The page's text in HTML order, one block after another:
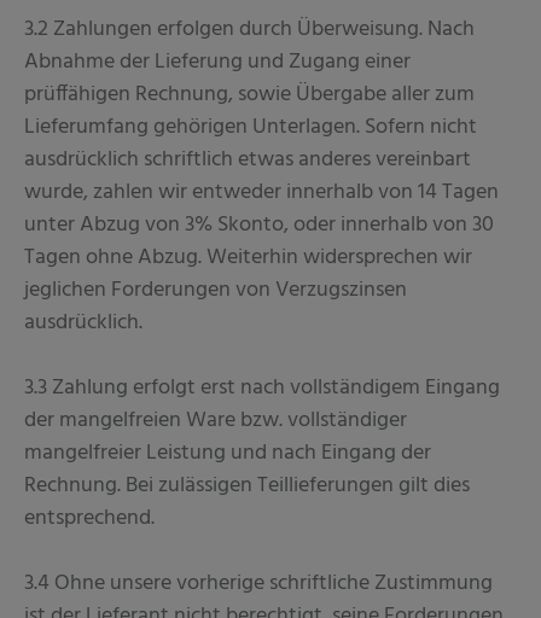
3.2 Zahlungen erfolgen durch Überweisung. Nach
Abnahme der Lieferung und Zugang einer
prüffähigen Rechnung, sowie Übergabe aller zum
Lieferumfang gehörigen Unterlagen. Sofern nicht
ausdrücklich schriftlich etwas anderes vereinbart
wurde, zahlen wir entweder innerhalb von 14 Tagen
unter Abzug von 3% Skonto, oder innerhalb von 30
Tagen ohne Abzug. Weiterhin widersprechen wir
jeglichen Forderungen von Verzugszinsen
ausdrücklich.
3.3 Zahlung erfolgt erst nach vollständigem Eingang
der mangelfreien Ware bzw. vollständiger
mangelfreier Leistung und nach Eingang der
Rechnung. Bei zulässigen Teillieferungen gilt dies
entsprechend.
3.4 Ohne unsere vorherige schriftliche Zustimmung